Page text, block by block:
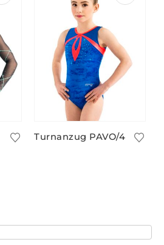
Turnanzug PAVO/4